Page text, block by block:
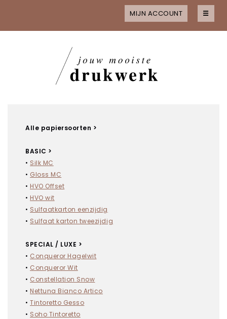
☰
MIJN ACCOUNT
Alle producten
MAAK JE KEUZE
Flyers met folie
Flyers met spot-uv
Visitekaartjes
Visitekaartjes met folie
Visitekaartjes met spot-uv
Stickers met folie
Stickers met spot-uv
Posters
Posters met folie
Posters met spot-uv
Alle papiersoorten >
BASIC >
• Silk MC
• Gloss MC
• HVO Offset
• HVO wit
• Sulfaatkarton eenzijdig
• Sulfaat karton tweezijdig
SPECIAL / LUXE >
• Conqueror Hagelwit
• Conqueror Wit
• Constellation Snow
• Nettuna Bianco Artico
•Tintoretto Gesso
• Soho Tintoretto